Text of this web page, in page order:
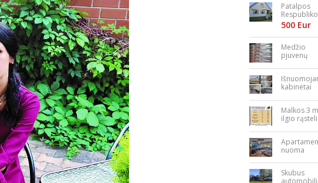
Patalpos
23
500 Eur
Medžio
pjuvenų
briketai
kabinetai
bės
Malkos 3
ilgio
nuoma
Skubus